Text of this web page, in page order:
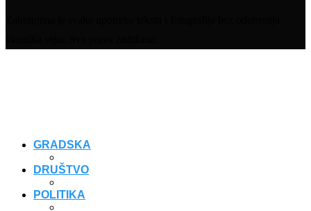
GRADSKA
DRUŠTVO
POLITIKA